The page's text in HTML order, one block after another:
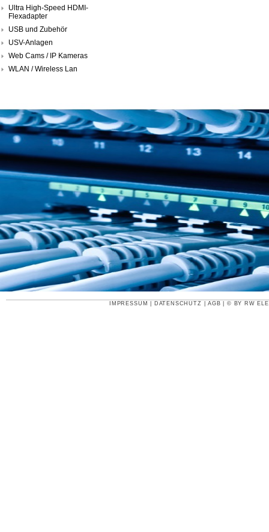
Ultra High-Speed HDMI-
Flexadapter
USB und Zubehör
USV-Anlagen
Web Cams / IP Kameras
WLAN / Wireless Lan
IMPRESSUM DATENSCHUTZ |AGB | © BY RW